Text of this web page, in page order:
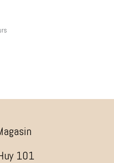
101